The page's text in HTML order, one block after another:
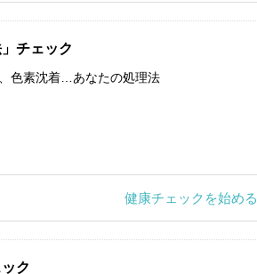
チェック
色素沈着…あなたの処理法
健康チェックを始める
ク